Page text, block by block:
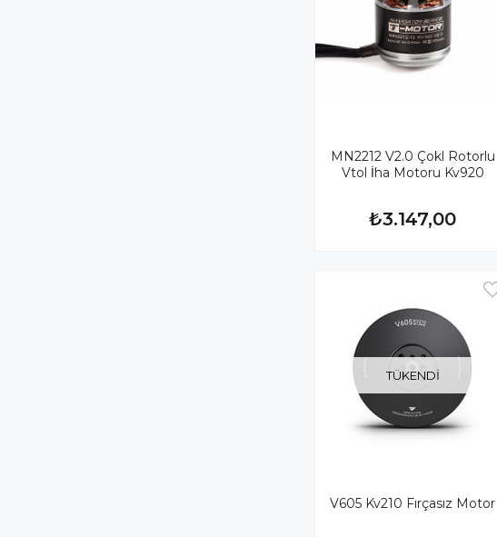
MN2212 V2.0 Çokl Rotorlu
Vtol İha Motoru Kv920
₺3.147,00
TÜKENDI
V605 Kv210 Fırçasız Motor